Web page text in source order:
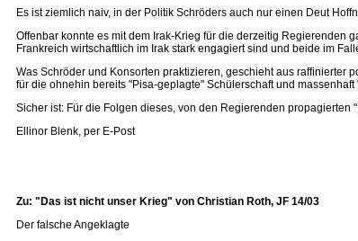
Es ist ziemlich naiv, in der Politik Schröders auch nur einen Deut
Offenbar konnte es mit dem Irak-Krieg für die derzeitig Regierenden
Frankreich wirtschaftlich im Irak stark engagiert sind und beide im
Was Schröder und Konsorten praktizieren, geschieht aus raffinierter
für die ohnehin bereits "Pisa-geplagte" Schülerschaft und
Sicher ist: Für die Folgen dieses, von den Regierenden
Ellinor Blenk, per E-Post
Zu: "Das ist nicht unser Krieg" von Christian Roth, JF 14/03
Der falsche Angeklagte